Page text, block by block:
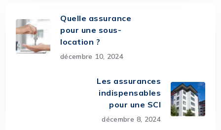
Quelle assurance
pour une sous-
location ?
décembre 10, 2024
Les assurances
indispensables
pour une SCI
décembre 8, 2024